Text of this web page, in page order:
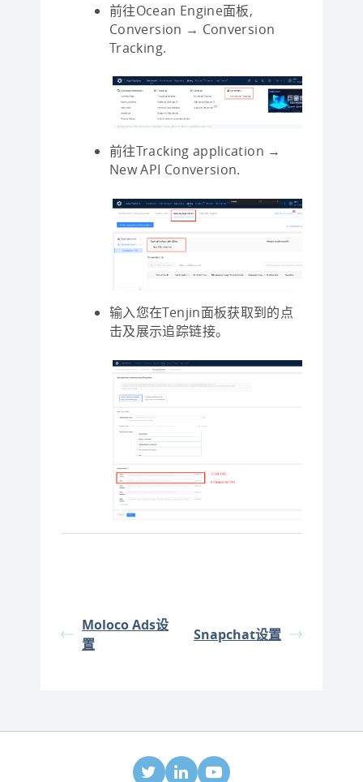
前往Ocean Engine面板,
Conversion → Conversion
Tracking.
前往Tracking application →
New API Conversion.
输入您在Tenjin面板获取到的点
击及展示追踪链接。
Moloco Ads设
置
Snapchat设置